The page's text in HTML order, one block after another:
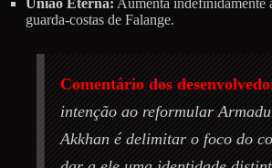
União Eterna: Aumenta indefinidamente
guarda-costas de Falange.
Comentário dos
intenção ao reformular
Akkhan é delimitar o foco do